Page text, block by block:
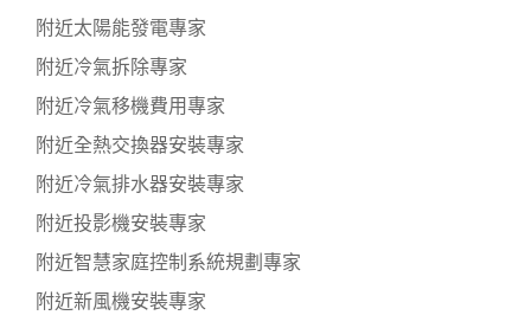
附近太陽能發電專家
附近冷氣拆除專家
附近冷氣移機費用專家
附近全熱交換器安裝專家
附近冷氣排水器安裝專家
附近投影機安裝專家
附近智慧家庭控制系統規劃專家
附近新風機安裝專家